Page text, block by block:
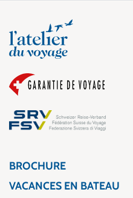
BROCHURE
VACANCES EN BATEAU